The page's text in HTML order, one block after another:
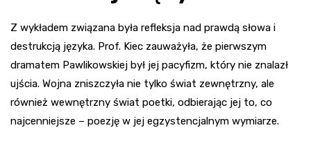
Z wykładem związana była refleksja nad prawdą słowa i
destrukcją języka. Prof. Kiec zauważyła, że pierwszym
dramatem Pawlikowskiej był jej pacyfizm, który nie znalazł
ujścia. Wojna zniszczyła nie tylko świat zewnętrzny, ale
również wewnętrzny świat poetki, odbierając jej to, co
najcenniejsze – poezję w jej egzystencjalnym wymiarze.